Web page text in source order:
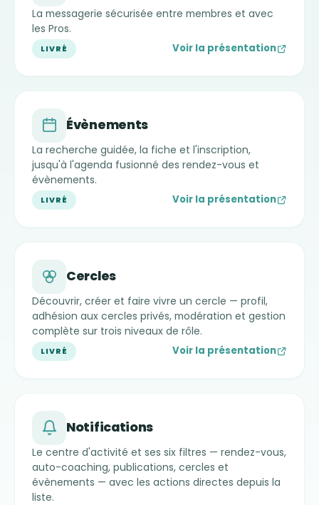
La messagerie sécurisée entre membres et avec
les Pros.
LIVRÉ Voir la présentation
Évènements
La recherche guidée, la fiche et l'inscription,
jusqu'à l'agenda fusionné des rendez-vous et
évènements.
LIVRÉ Voir la présentation
Cercles
Découvrir, créer et faire vivre un cercle — profil,
adhésion aux cercles privés, modération et gestion
complète sur trois niveaux de rôle.
LIVRÉ Voir la présentation
Notifications
Le centre d'activité et ses six filtres — rendez-vous,
auto-coaching, publications, cercles et
évènements — avec les actions directes depuis la
liste.